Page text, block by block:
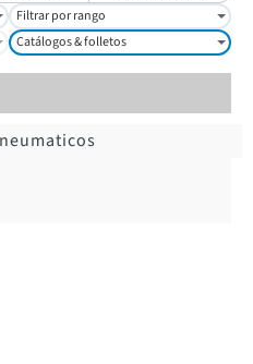
Filtrar por rango
Catálogos & folletos